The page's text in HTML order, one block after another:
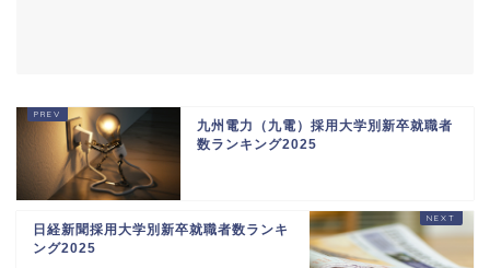
九州電力（九電）採用大学別新卒就職者
数ランキング2025
日経新聞採用大学別新卒就職者数ランキ
ング2025